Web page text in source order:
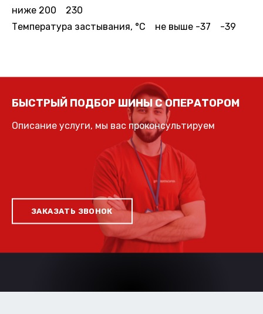
ниже 200 230
Температура застывания, °С не выше -37 -39
БЫСТРЫЙ ПОДБОР ШИНЫ С ОПЕРАТОРОМ
Описание услуги, мы вас проконсультируем
ЗАКАЗАТЬ ЗВОНОК